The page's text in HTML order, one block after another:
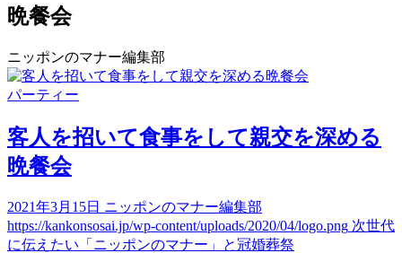
晩餐会
ニッポンのマナー編集部
パーティー
客人を招いて食事をして親交を深める
晩餐会
2021年3月15日 ニッポンのマナー編集部
https://kankonsosai.jp/wp-content/uploads/2020/04/logo.png 次世代
に伝えたい「ニッポンのマナー」と冠婚葬祭